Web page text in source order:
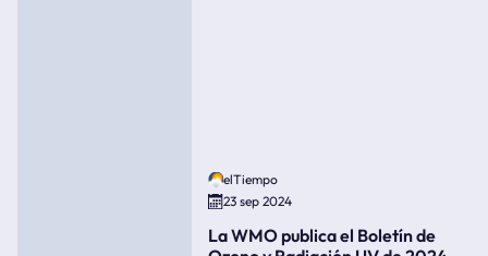
elTiempo
23 sep 2024
La WMO publica el Boletín de